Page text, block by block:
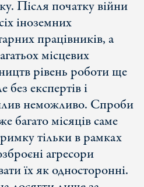
Після початку війни
іноземних
працівників, а
місцевих
рівень роботи ще
експертів і
неможливо. Спроби
багато місяців саме
тільки в рамках
агресори
їх як односторонні.